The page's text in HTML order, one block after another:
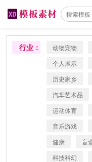
行业： 动物宠物
个人展示
历史家乡
汽车艺术品
运动体育
音乐游戏
健康
盲
科技科幻